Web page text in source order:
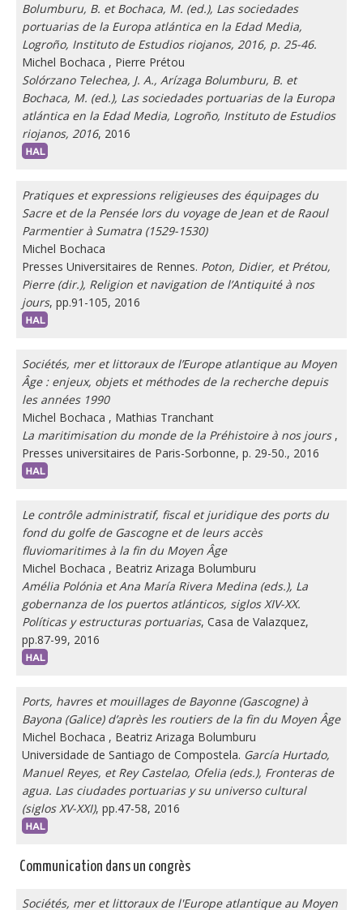
Bolumburu, B. et Bochaca, M. (ed.), Las sociedades
portuarias de la Europa atlántica en la Edad Media,
Logroño, Instituto de Estudios riojanos, 2016, p. 25-46.
Michel Bochaca , Pierre Prétou
Solórzano Telechea, J. A., Arízaga Bolumburu, B. et
Bochaca, M. (ed.), Las sociedades portuarias de la Europa
atlántica en la Edad Media, Logroño, Instituto de Estudios
riojanos, 2016, 2016
Pratiques et expressions religieuses des équipages du
Sacre et de la Pensée lors du voyage de Jean et de Raoul
Parmentier à Sumatra (1529-1530)
Michel Bochaca
Presses Universitaires de Rennes. Poton, Didier, et Prétou,
Pierre (dir.), Religion et navigation de l’Antiquité à nos
jours, pp.91-105, 2016
Sociétés, mer et littoraux de l’Europe atlantique au Moyen
Âge : enjeux, objets et méthodes de la recherche depuis
les années 1990
Michel Bochaca , Mathias Tranchant
La maritimisation du monde de la Préhistoire à nos jours ,
Presses universitaires de Paris-Sorbonne, p. 29-50., 2016
Le contrôle administratif, fiscal et juridique des ports du
fond du golfe de Gascogne et de leurs accès
fluviomaritimes à la fin du Moyen Âge
Michel Bochaca , Beatriz Arizaga Bolumburu
Amélia Polónia et Ana María Rivera Medina (eds.), La
gobernanza de los puertos atlánticos, siglos XIV-XX.
Políticas y estructuras portuarias, Casa de Valazquez,
pp.87-99, 2016
Ports, havres et mouillages de Bayonne (Gascogne) à
Bayona (Galice) d’après les routiers de la fin du Moyen Âge
Michel Bochaca , Beatriz Arizaga Bolumburu
Universidade de Santiago de Compostela. García Hurtado,
Manuel Reyes, et Rey Castelao, Ofelia (eds.), Fronteras de
agua. Las ciudades portuarias y su universo cultural
(siglos XV-XXI), pp.47-58, 2016
Communication dans un congrès
Sociétés, mer et littoraux de l'Europe atlantique au Moyen